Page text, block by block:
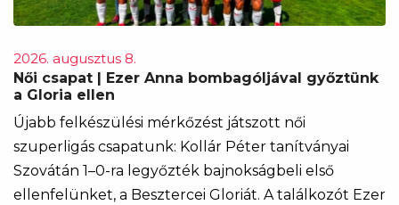
2026. augusztus 8.
Női csapat | Ezer Anna bombagóljával győztünk
a Gloria ellen
Újabb felkészülési mérkőzést játszott női
szuperligás csapatunk: Kollár Péter tanítványai
Szovátán 1–0-ra legyőzték bajnokságbeli első
ellenfelünket, a Besztercei Gloriát. A találkozót Ezer